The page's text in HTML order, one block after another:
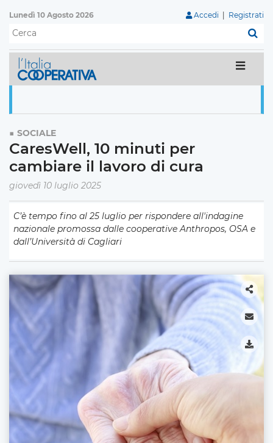
Lunedì 10 Agosto 2026 Accedi Registrati
SOCIALE
CaresWell, 10 minuti per
cambiare il lavoro di cura
giovedì 10 luglio 2025
C’è tempo fino al 25 luglio per rispondere all'indagine
nazionale promossa dalle cooperative Anthropos, OSA e
dall’Università di Cagliari